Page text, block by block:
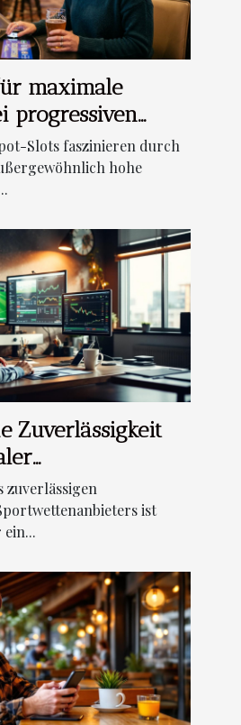
maximale
progressiven
Slots faszinieren durch
hohe
Zuverlässigkeit
überprüft
zuverlässigen
ist